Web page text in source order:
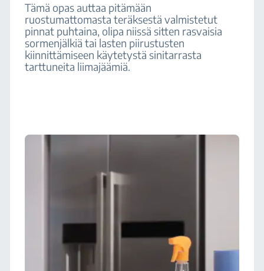
Tämä opas auttaa pitämään
ruostumattomasta teräksestä valmistetut
pinnat puhtaina, olipa niissä sitten rasvaisia
sormenjälkiä tai lasten piirustusten
kiinnittämiseen käytetystä sinitarrasta
tarttuneita liimajäämiä.